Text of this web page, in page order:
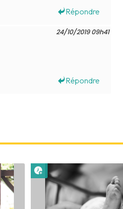
Répondre
24/10/2019 09h41
Répondre
Lire plus tard